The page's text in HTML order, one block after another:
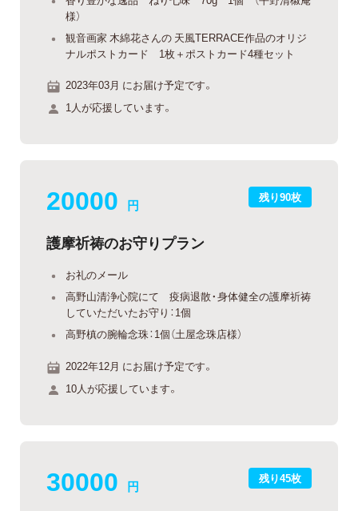
様）
観音画家 木綿花さんの 天風TERRACE作品のオリジ
ナルポストカード 1枚＋ポストカード4種セット
2023年03月 にお届け予定です。
1人が応援しています。
残り90枚
20000 円
護摩祈祷のお守りプラン
お礼のメール
高野山清浄心院にて 疫病退散・身体健全の護摩祈祷
していただいたお守り：1個
高野槙の腕輪念珠：1個（土屋念珠店様）
2022年12月 にお届け予定です。
10人が応援しています。
残り45枚
30000 円